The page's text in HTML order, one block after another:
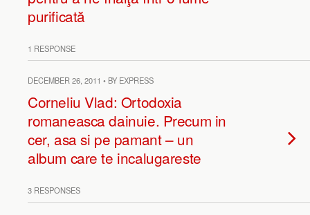
purificată
1 RESPONSE
DECEMBER 26, 2011 • BY EXPRESS
Corneliu Vlad: Ortodoxia
romaneasca dainuie. Precum in
cer, asa si pe pamant – un
album care te incalugareste
3 RESPONSES